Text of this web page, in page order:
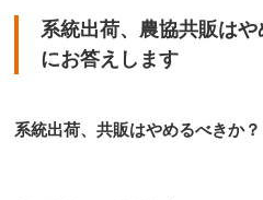
系統出荷、農協共販は
にお答えします
系統出荷、共販はやめるべきか？